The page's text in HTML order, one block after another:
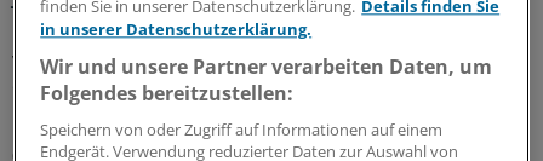
Die Kassenärztliche Bundesvereinigung hat eine Liste
vorgelegt, in der sie die möglichen finanziellen Folgen
des GKV-Spargesetzes pro Ärztin bzw. Arzt auflistet. Die
Unterschiede zwischen Haus- und Fachärzten sind groß.
05.08.2026
finden Sie in unserer Datenschutzerklärung. Details finden Sie
in unserer Datenschutzerklärung.
Wir und unsere Partner verarbeiten Daten, um
Folgendes bereitzustellen:
Speichern von oder Zugriff auf Informationen auf einem
Endgerät. Verwendung reduzierter Daten zur Auswahl von